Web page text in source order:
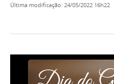
última modificação: 24/05/2022 16h22